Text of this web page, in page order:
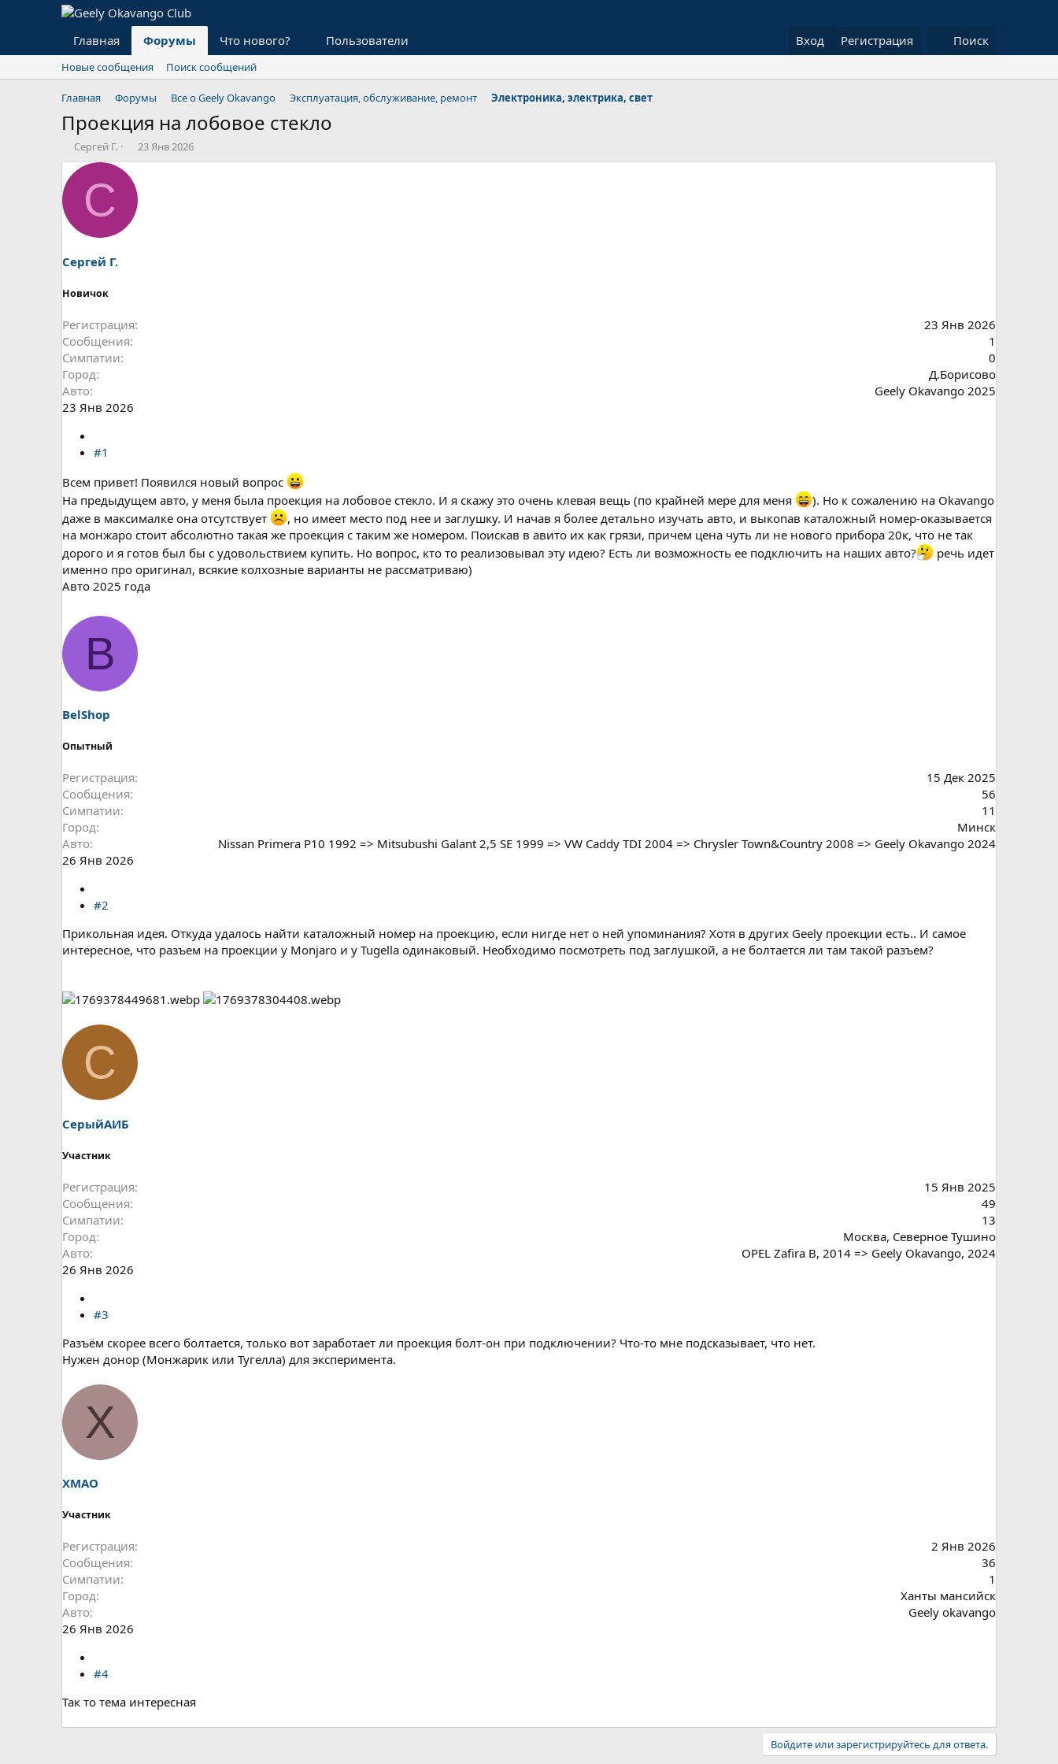
Главная Форумы Что нового? Пользователи Вход Регистрация Поиск
Новые сообщения Поиск сообщений
Главная Форумы Все о Geely Okavango Эксплуатация, обслуживание, ремонт Электроника, электрика, свет
Проекция на лобовое стекло
А
в
т
е
ы
Сергей Г.
Д
а
н
23 Янв 2026
С
Сергей Г.
Новичок
Регистрация
23 Янв 2026
Сообщения
1
Симпатии
0
Город
Д.Борисово
Авто
Geely Okavango 2025
23 Янв 2026
#1
Всем привет! Появился новый вопрос
На предыдущем авто, у меня была проекция на лобовое стекло. И я скажу это очень клевая вещь (по крайней мере для меня
). Но к сожалению на Okavango
даже в максималке она отсутствует
, но имеет место под нее и заглушку. И начав я более детально изучать авто, и выкопав каталожный номер-оказывается
на монжаро стоит абсолютно такая же проекция с таким же номером. Поискав в авито их как грязи, причем цена чуть ли не нового прибора 20к, что не так
дорого и я готов был бы с удовольствием купить. Но вопрос, кто то реализовывал эту идею? Есть ли возможность ее подключить на наших авто?
речь идет
именно про оригинал, всякие колхозные варианты не рассматриваю)
Авто 2025 года
B
BelShop
Опытный
Регистрация
15 Дек 2025
Сообщения
56
Симпатии
11
Город
Минск
Авто
Nissan Primera P10 1992 => Mitsubushi Galant 2,5 SE 1999 => VW Caddy TDI 2004 => Chrysler Town&Country 2008 => Geely Okavango 2024
26 Янв 2026
#2
Прикольная идея. Откуда удалось найти каталожный номер на проекцию, если нигде нет о ней упоминания? Хотя в других Geely проекции есть.. И самое
интересное, что разъем на проекции у Monjaro и у Tugella одинаковый. Необходимо посмотреть под заглушкой, а не болтается ли там такой разъем?
С
СерыйАИБ
Участник
Регистрация
15 Янв 2025
Сообщения
49
Симпатии
13
Город
Москва, Северное Тушино
Авто
OPEL Zafira B, 2014 => Geely Okavango, 2024
26 Янв 2026
#3
Разъём скорее всего болтается, только вот заработает ли проекция болт-он при подключении? Что-то мне подсказывает, что нет.
Нужен донор (Монжарик или Тугелла) для эксперимента.
X
XMAO
Участник
Регистрация
2 Янв 2026
Сообщения
36
Симпатии
1
Город
Ханты мансийск
Авто
Geely okavango
26 Янв 2026
#4
Так то тема интересная
Войдите или зарегистрируйтесь для ответа.